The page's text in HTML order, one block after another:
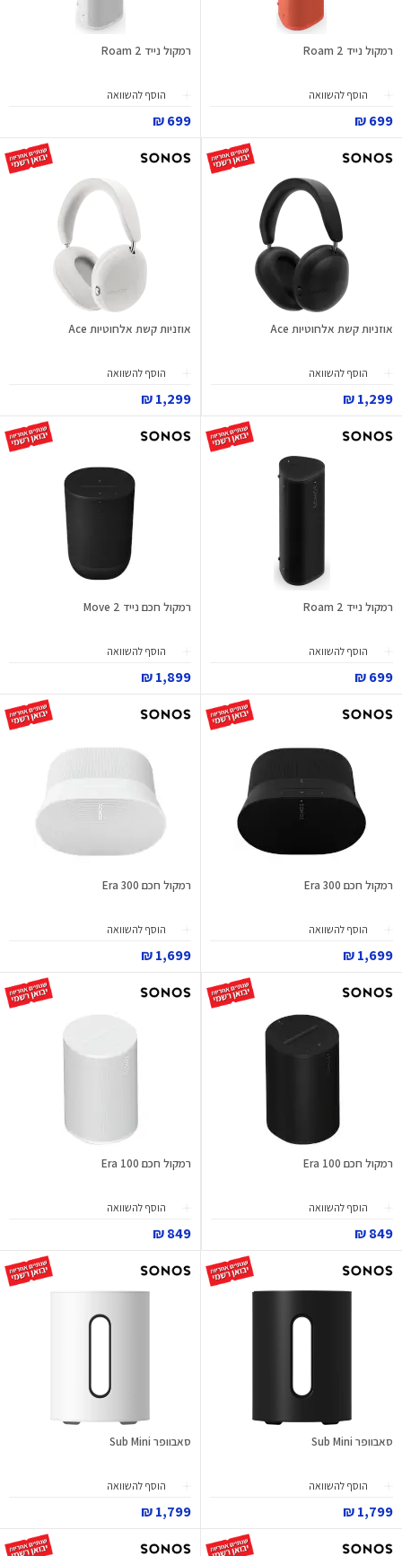
רמקול נייד Roam 2
הוסף להשוואה
699 ₪
רמקול נייד Roam 2
הוסף להשוואה
699 ₪
אוזניות קשת אלחוטיות Ace
הוסף להשוואה
1,299 ₪
אוזניות קשת אלחוטיות Ace
הוסף להשוואה
1,299 ₪
רמקול נייד Roam 2
הוסף להשוואה
699 ₪
רמקול חכם נייד Move 2
הוסף להשוואה
1,899 ₪
רמקול חכם Era 300
הוסף להשוואה
1,699 ₪
רמקול חכם Era 300
הוסף להשוואה
1,699 ₪
רמקול חכם Era 100
הוסף להשוואה
849 ₪
רמקול חכם Era 100
הוסף להשוואה
849 ₪
סאבוופר Sub Mini
הוסף להשוואה
1,799 ₪
סאבוופר Sub Mini
הוסף להשוואה
1,799 ₪